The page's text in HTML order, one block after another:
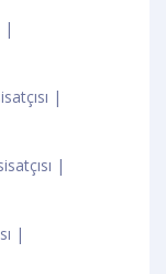
|
|
|
|